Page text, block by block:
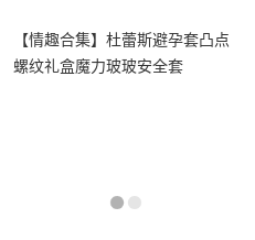
【情趣合集】杜蕾斯避孕套凸点
螺纹礼盒魔力玻玻安全套